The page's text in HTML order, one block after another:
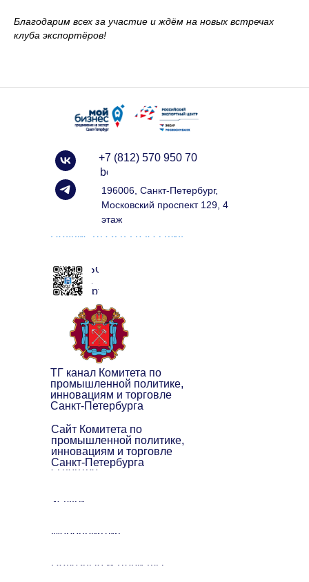
Благодарим всех за участие и ждём на новых встречах
клуба экспортёров!
196006, Санкт-Петербург,
Московский проспект 129, 4
этаж
+7 (812) 570 950 70
info@spbexport.ru
О центре
Услуги
Мероприятия
Полезные материалы
Подписаться на рассылку
ЧАТ БОТ
клуба
экспортёров
ТГ канал Комитета по
промышленной политике,
инновациям и торговле
Санкт-Петербурга
Сайт Комитета по
промышленной политике,
инновациям и торговле
Санкт-Петербурга